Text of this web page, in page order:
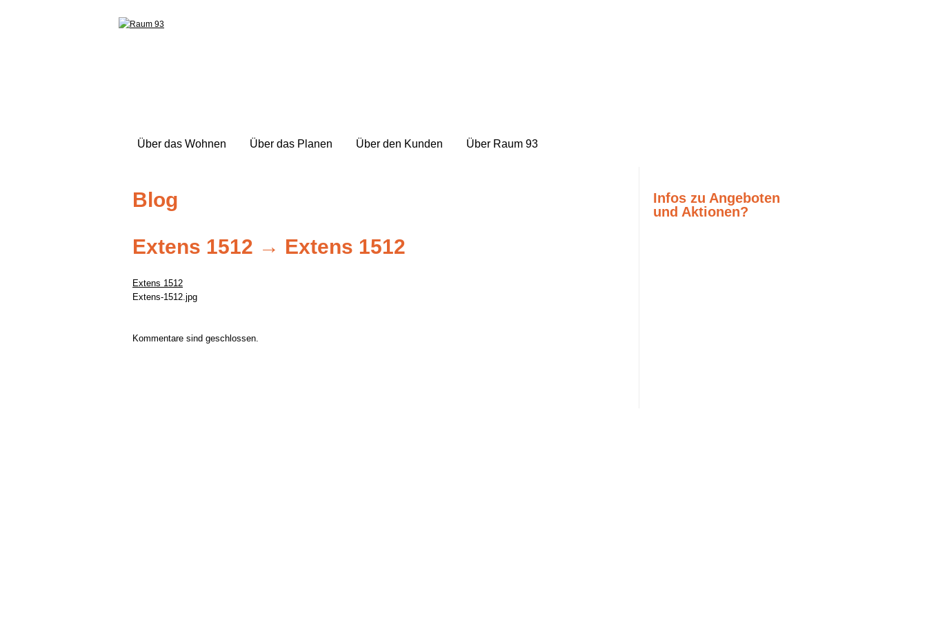
Über das Wohnen Über das Planen Über den Kunden Über Raum 93
Blog
Extens 1512 → Extens 1512
Extens 1512
Extens-1512.jpg
Kommentare sind geschlossen.
Infos zu Angeboten
und Aktionen?